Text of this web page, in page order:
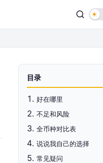
目录
好在哪里
不足和风险
全币种对比表
说说我自己的选择
常见疑问